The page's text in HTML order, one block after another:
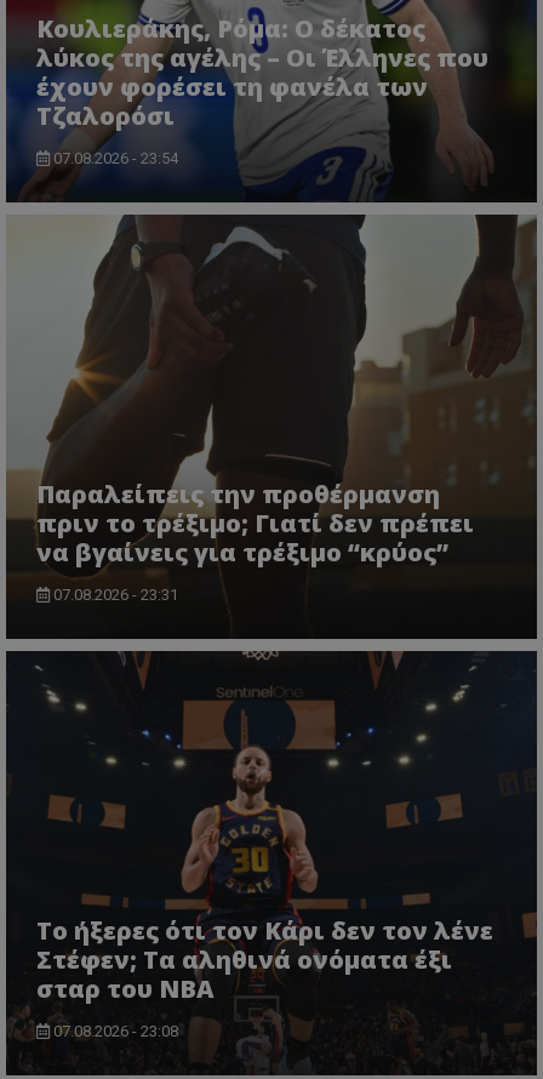
Κουλιεράκης, Ρόμα: Ο δέκατος
λύκος της αγέλης – Οι Έλληνες που
έχουν φορέσει τη φανέλα των
Τζαλορόσι
07.08.2026 - 23:54
Παραλείπεις την προθέρμανση
πριν το τρέξιμο; Γιατί δεν πρέπει
να βγαίνεις για τρέξιμο “κρύος”
07.08.2026 - 23:31
Το ήξερες ότι τον Κάρι δεν τον λένε
Στέφεν; Τα αληθινά ονόματα έξι
σταρ του NBA
07.08.2026 - 23:08